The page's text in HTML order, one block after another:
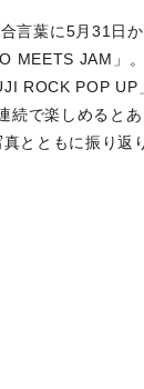
言葉に5月31日
MEETS JAM」
ROCK POP
で楽しめると
とともに振り返